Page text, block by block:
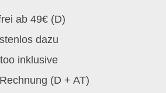
ab 49€ (D)
dazu
inklusive
(D + AT)